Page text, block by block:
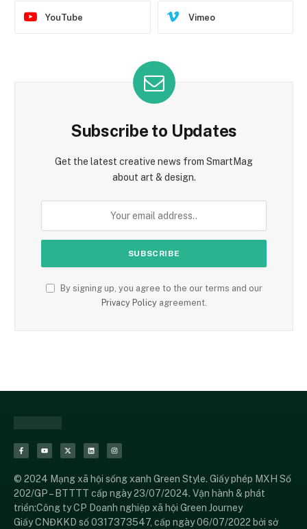
YouTube Vimeo
Subscribe to Updates
Get the latest creative news from SmartMag
about art & design.
By signing up, you agree to the our terms and our
Privacy Policyagreement.
© 2024 Mạng xã hội sống xanh Green Style. Giấy phép MXH Số
202/GP – BTTTT cấp ngày 23/07/2024. Vận hành & phát
triển:Công ty CP Doanh nghiệp xã hội Green Journey
Giấy CNĐKKD số 0317373547, cấp ngày 06/07/2022 bởi sở